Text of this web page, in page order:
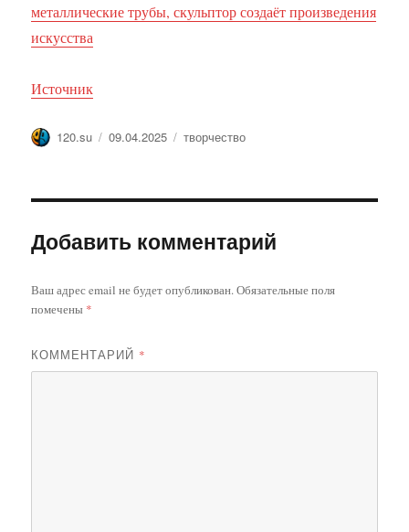
металлические трубы, скульптор создаёт произведения
искусства
Источник
Автор
120.su Опубликовано
09.04.2025 Метки
творчество
Добавить комментарий
Ваш адрес email не будет опубликован.Обязательные поля
помечены *
КОММЕНТАРИЙ *